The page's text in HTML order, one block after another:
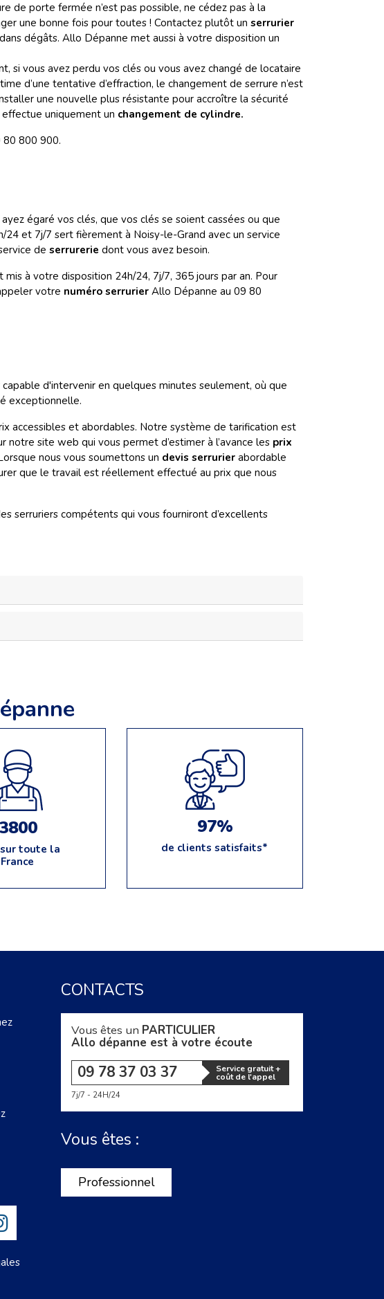
de porte fermée n’est pas possible, ne cédez pas à la
une bonne fois pour toutes ! Contactez plutôt un serrurier
dégâts. Allo Dépanne met aussi à votre disposition un
si vous avez perdu vos clés ou vous avez changé de locataire
d’une tentative d’effraction, le changement de serrure n’est
une nouvelle plus résistante pour accroître la sécurité
uniquement un changement de cylindre.
80 800 900.
égaré vos clés, que vos clés se soient cassées ou que
24 et 7j/7 sert fièrement à Noisy-le-Grand avec un service
de serrurerie dont vous avez besoin.
mis à votre disposition 24h/24, 7j/7, 365 jours par an. Pour
votre numéro serrurier Allo Dépanne au 09 80
capable d'intervenir en quelques minutes seulement, où que
exceptionnelle.
accessibles et abordables. Notre système de tarification est
notre site web qui vous permet d’estimer à l’avance les prix
nous vous soumettons un devis serrurier abordable
que le travail est réellement effectué au prix que nous
serruriers compétents qui vous fourniront d’excellents
3800
toute la
France
97%
de clients satisfaits*
CONTACTS
Vous êtes un PARTICULIER
Allo dépanne est à votre écoute
09 78 37 03 37 Service gratuit +
coût de l'appel
7j/7 - 24H/24
Vous êtes :
Professionnel